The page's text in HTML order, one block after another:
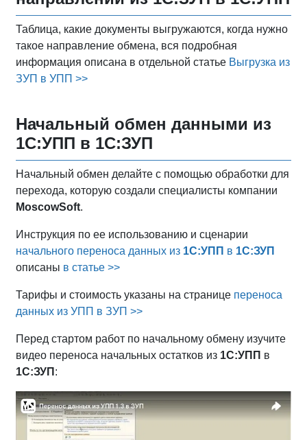
Таблица, какие документы выгружаются, когда нужно
такое направление обмена, вся подробная
информация описана в отдельной статье Выгрузка из
ЗУП в УПП >>
Начальный обмен данными из
1С:УПП в 1С:ЗУП
Начальный обмен делайте с помощью обработки для
перехода, которую создали специалисты компании
MoscowSoft.
Инструкция по ее использованию и сценарии
начального переноса данных из 1С:УПП в 1С:ЗУП
описаны в статье >>
Тарифы и стоимость указаны на странице переноса
данных из УПП в ЗУП >>
Перед стартом работ по начальному обмену изучите
видео переноса начальных остатков из 1С:УПП в
1С:ЗУП :